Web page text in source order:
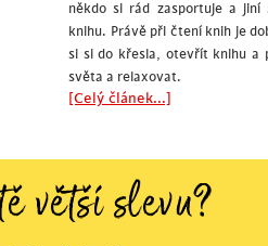
někdo si rád zasportuje a jiní
knihu. Právě při čtení knih je
si si do křesla, otevřít knihu a
světa a relaxovat.
[Celý článek...]
větší slevu?